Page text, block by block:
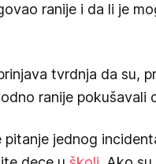
ranije i da li je
tvrdnja da su,
ranije pokušavali
pitanje jednog